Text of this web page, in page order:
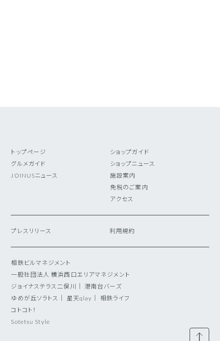
相鉄ビルマネジメント
一般社団法人 横浜西口エリアマネジメント
ジョイナステラス二俣川
港南台バーズ
ゆめが丘ソラトス
星天qlay
相鉄ライフ
コトコト！
Sotetsu Style
トップページ
グルメガイド
JOINUSニュース
ショップガイド
ショップニュース
施設案内
免税のご案内
アクセス
プレスリリース 利用規約